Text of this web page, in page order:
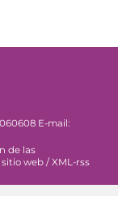
E-mail:
de las
web / XML-rss